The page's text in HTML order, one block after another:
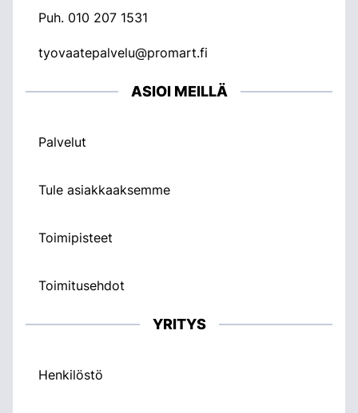
Puh. 010 207 1531
tyovaatepalvelu@promart.fi
ASIOI MEILLÄ
Palvelut
Tule asiakkaaksemme
Toimipisteet
Toimitusehdot
YRITYS
Henkilöstö